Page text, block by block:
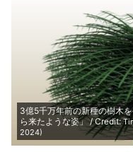
3億5千万年前の新種の樹木
ら来たような姿」 / Credit:
2024)